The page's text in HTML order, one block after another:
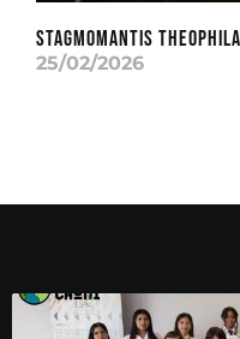
Stagmomantis
25/02/2026